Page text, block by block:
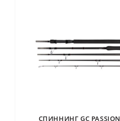
СПИННИНГ GC PASSION